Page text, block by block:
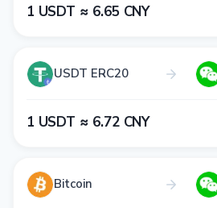
1​ USDT ≈ 6​.6​5​ CNY
USDT ERC20
1​ USDT ≈ 6​.7​2​ CNY
Bitcoin